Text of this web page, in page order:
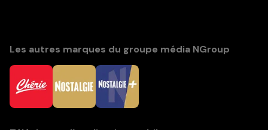
Les autres marques du groupe média NGroup